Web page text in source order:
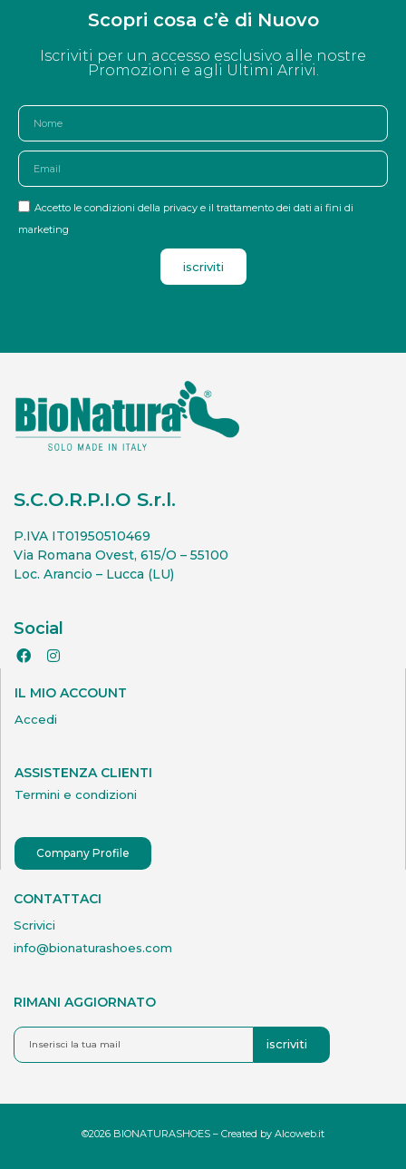
Scopri cosa c’è di Nuovo
Iscriviti per un accesso esclusivo alle nostre
Promozioni e agli Ultimi Arrivi.
Accetto le condizioni della privacy e il trattamento dei dati ai fini di
marketing
iscriviti
S.C.O.R.P.I.O S.r.l.
P.IVA IT01950510469
Via Romana Ovest, 615/O – 55100
Loc. Arancio – Lucca (LU)
Social
IL MIO ACCOUNT
Accedi
ASSISTENZA CLIENTI
Termini e condizioni
Company Profile
CONTATTACI
Scrivici
info@bionaturashoes.com
RIMANI AGGIORNATO
iscriviti
©2026 BIONATURASHOES – Created by Alcoweb.it